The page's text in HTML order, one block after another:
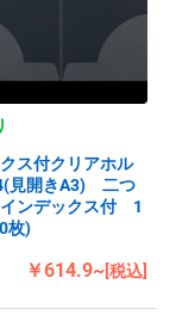
ス付クリアホル
見開きA3) 二つ
ンデックス付 1
枚)
￥614.9~[税込]